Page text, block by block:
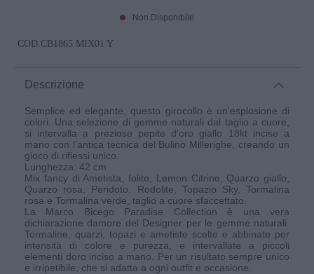
Non Disponibile
COD. CB1865 MIX01 Y
Descrizione
Semplice ed elegante, questo girocollo è un'esplosione di
colori. Una selezione di gemme naturali dal taglio a cuore,
si intervalla a preziose pepite d'oro giallo 18kt incise a
mano con l'antica tecnica del Bulino Millerighe, creando un
gioco di riflessi unico.
Lunghezza: 42 cm
Mix fancy di Ametista, Iolite, Lemon Citrine, Quarzo giallo,
Quarzo rosa, Peridoto, Rodolite, Topazio Sky, Tormalina
rosa e Tormalina verde, taglio a cuore sfaccettato.
La Marco Bicego Paradise Collection è una vera
dichiarazione damore del Designer per le gemme naturali.
Tormaline, quarzi, topazi e ametiste scelte e abbinate per
intensità di colore e purezza, e intervallate a piccoli
elementi doro inciso a mano. Per un risultato sempre unico
e irripetibile, che si adatta a ogni outfit e occasione.